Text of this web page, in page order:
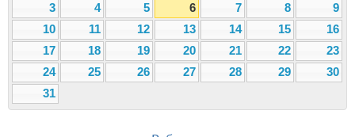
3
4 5 6 7 8
9
10
11 12 13 14 15
16
17
18 19 20 21 22
23
24
25 26 27 28 29
30
31